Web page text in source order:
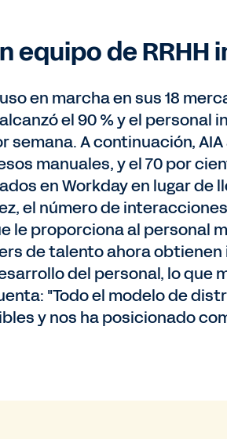
equipo de RRHH
en marcha en sus 18
el 90 % y el personal
semana. A continuación,
manuales, y el 70 por
en Workday en lugar de
el número de
le proporciona al personal
de talento ahora
del personal, lo que
"Todo el modelo de
y nos ha posicionado